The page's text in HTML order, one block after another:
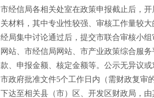
市经信局各相关处室在政策申报截止后，
关材料，其中专业性较强、审核工作量较
经局集中讨论通过后，提交市联合审核小
网站、市经信局网站、市产业政策综合服
款、申报金额、核定金额等。公示无异议
市政府批准文件5个工作日内（需财政复审
下达至相关县（市）区、开发区财政局，由